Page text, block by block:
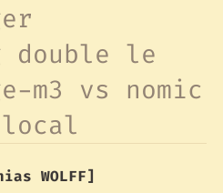
double le
m3 vs nomic
local
WOLFF]